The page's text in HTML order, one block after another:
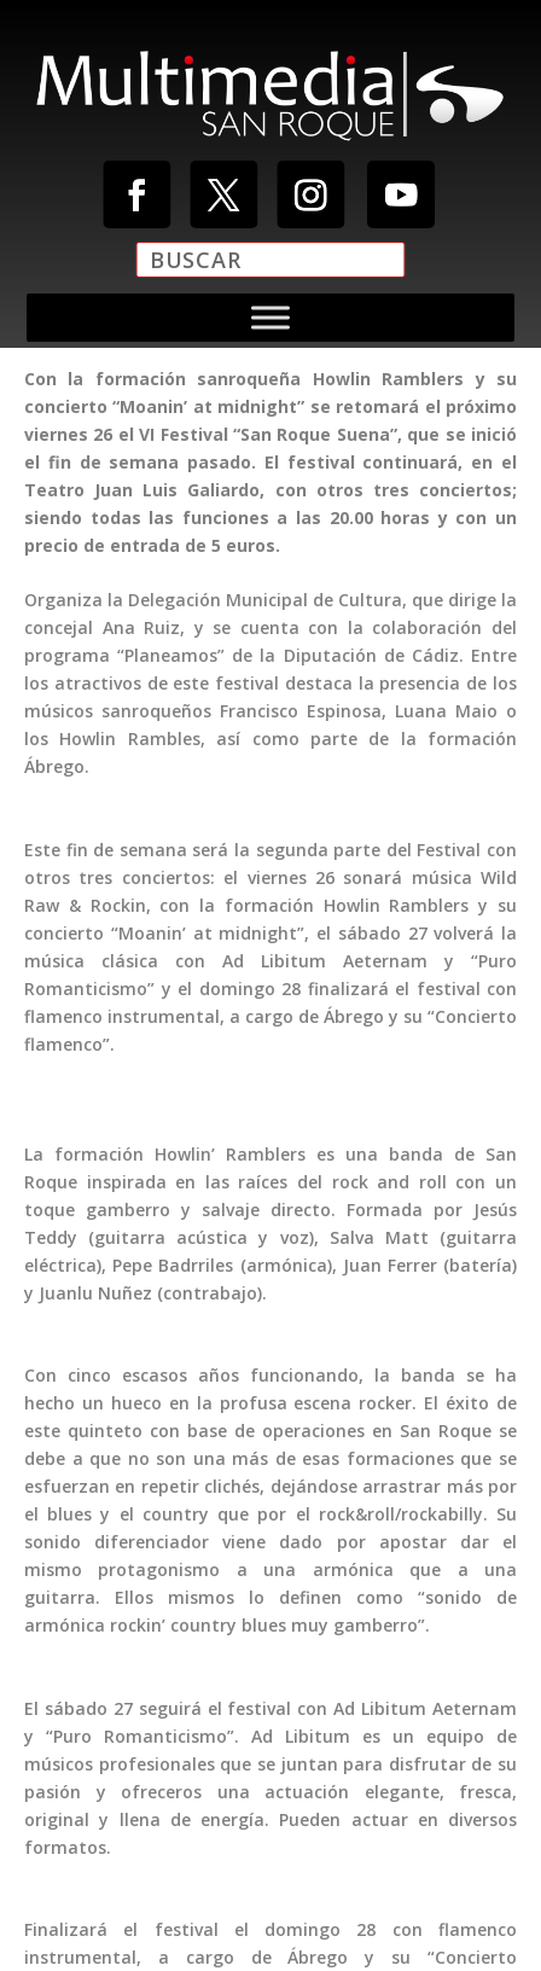
Con la formación sanroqueña Howlin Ramblers y su
concierto “Moanin’ at midnight” se retomará el próximo
viernes 26 el VI Festival “San Roque Suena”, que se inició
el fin de semana pasado. El festival continuará, en el
Teatro Juan Luis Galiardo, con otros tres conciertos;
siendo todas las funciones a las 20.00 horas y con un
precio de entrada de 5 euros.
Organiza la Delegación Municipal de Cultura, que dirige la
concejal Ana Ruiz, y se cuenta con la colaboración del
programa “Planeamos” de la Diputación de Cádiz. Entre
los atractivos de este festival destaca la presencia de los
músicos sanroqueños Francisco Espinosa, Luana Maio o
los Howlin Rambles, así como parte de la formación
Ábrego.
Este fin de semana será la segunda parte del Festival con
otros tres conciertos: el viernes 26 sonará música Wild
Raw & Rockin, con la formación Howlin Ramblers y su
concierto “Moanin’ at midnight”, el sábado 27 volverá la
música clásica con Ad Libitum Aeternam y “Puro
Romanticismo” y el domingo 28 finalizará el festival con
flamenco instrumental, a cargo de Ábrego y su “Concierto
flamenco”.
La formación Howlin’ Ramblers es una banda de San
Roque inspirada en las raíces del rock and roll con un
toque gamberro y salvaje directo. Formada por Jesús
Teddy (guitarra acústica y voz), Salva Matt (guitarra
eléctrica), Pepe Badrriles (armónica), Juan Ferrer (batería)
y Juanlu Nuñez (contrabajo).
Con cinco escasos años funcionando, la banda se ha
hecho un hueco en la profusa escena rocker. El éxito de
este quinteto con base de operaciones en San Roque se
debe a que no son una más de esas formaciones que se
esfuerzan en repetir clichés, dejándose arrastrar más por
el blues y el country que por el rock&roll/rockabilly. Su
sonido diferenciador viene dado por apostar dar el
mismo protagonismo a una armónica que a una
guitarra. Ellos mismos lo definen como “sonido de
armónica rockin’ country blues muy gamberro”.
El sábado 27 seguirá el festival con Ad Libitum Aeternam
y “Puro Romanticismo”. Ad Libitum es un equipo de
músicos profesionales que se juntan para disfrutar de su
pasión y ofreceros una actuación elegante, fresca,
original y llena de energía. Pueden actuar en diversos
formatos.
Finalizará el festival el domingo 28 con flamenco
instrumental, a cargo de Ábrego y su “Concierto